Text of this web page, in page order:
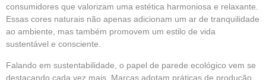
consumidores que valorizam uma estética harmoniosa e relaxante.
Essas cores naturais não apenas adicionam um ar de tranquilidade
ao ambiente, mas também promovem um estilo de vida
sustentável e consciente.
Falando em sustentabilidade, o papel de parede ecológico vem se
destacando cada vez mais. Marcas adotam práticas de produção